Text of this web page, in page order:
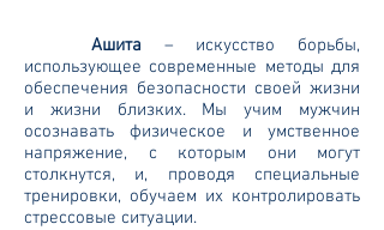
Ашита – искусство борьбы,
использующее современные методы для
обеспечения безопасности своей жизни
и жизни близких. Мы учим мужчин
осознавать физическое и умственное
напряжение, с которым они могут
столкнутся, и, проводя специальные
тренировки, обучаем их контролировать
стрессовые ситуации.